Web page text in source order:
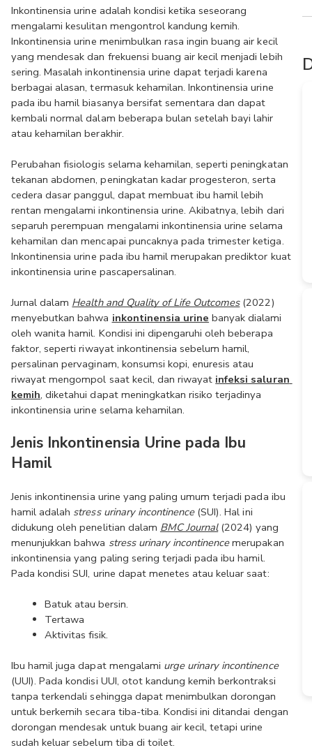
Inkontinensia urine adalah kondisi ketika seseorang
mengalami kesulitan mengontrol kandung kemih.
Inkontinensia urine menimbulkan rasa ingin buang air kecil
yang mendesak dan frekuensi buang air kecil menjadi lebih
sering. Masalah inkontinensia urine dapat terjadi karena
berbagai alasan, termasuk kehamilan. Inkontinensia urine
pada ibu hamil biasanya bersifat sementara dan dapat
kembali normal dalam beberapa bulan setelah bayi lahir
atau kehamilan berakhir.
Perubahan fisiologis selama kehamilan, seperti peningkatan
tekanan abdomen, peningkatan kadar progesteron, serta
cedera dasar panggul, dapat membuat ibu hamil lebih
rentan mengalami inkontinensia urine. Akibatnya, lebih dari
separuh perempuan mengalami inkontinensia urine selama
kehamilan dan mencapai puncaknya pada trimester ketiga.
Inkontinensia urine pada ibu hamil merupakan prediktor kuat
inkontinensia urine pascapersalinan.
Jurnal dalam Health and Quality of Life Outcomes (2022)
menyebutkan bahwa inkontinensia urine banyak dialami
oleh wanita hamil. Kondisi ini dipengaruhi oleh beberapa
faktor, seperti riwayat inkontinensia sebelum hamil,
persalinan pervaginam, konsumsi kopi, enuresis atau
riwayat mengompol saat kecil, dan riwayat infeksi saluran
kemih, diketahui dapat meningkatkan risiko terjadinya
inkontinensia urine selama kehamilan.
Jenis Inkontinensia Urine pada Ibu
Hamil
Jenis inkontinensia urine yang paling umum terjadi pada ibu
hamil adalah stress urinary incontinence (SUI). Hal ini
didukung oleh penelitian dalam BMC Journal (2024) yang
menunjukkan bahwa stress urinary incontinence merupakan
inkontinensia yang paling sering terjadi pada ibu hamil.
Pada kondisi SUI, urine dapat menetes atau keluar saat:
Batuk atau bersin.
Tertawa
Aktivitas fisik.
Ibu hamil juga dapat mengalami urge urinary incontinence
(UUI). Pada kondisi UUI, otot kandung kemih berkontraksi
tanpa terkendali sehingga dapat menimbulkan dorongan
untuk berkemih secara tiba-tiba. Kondisi ini ditandai dengan
dorongan mendesak untuk buang air kecil, tetapi urine
sudah keluar sebelum tiba di toilet.